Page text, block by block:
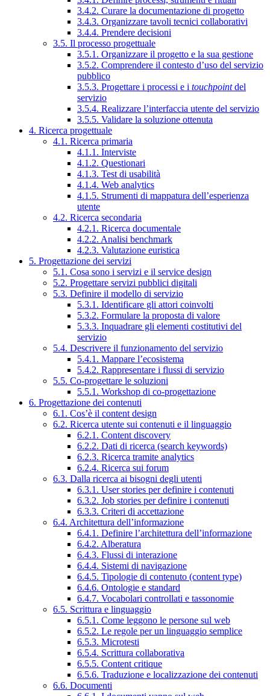
3.4.2. Curare la documentazione di progetto
3.4.3. Organizzare tavoli tecnici collaborativi
3.4.4. Prendere decisioni
3.5. Il processo progettuale
3.5.1. Organizzare il progetto e la sua gestione
3.5.2. Comprendere il contesto d’uso del servizio
pubblico
3.5.3. Progettare i processi e i touchpointdel
servizio
3.5.4. Realizzare l’interfaccia utente del servizio
3.5.5. Validare la soluzione ottenuta
4. Ricerca progettuale
4.1. Ricerca primaria
4.1.1. Interviste
4.1.2. Questionari
4.1.3. Test di usabilità
4.1.4. Web analytics
4.1.5. Strumenti di mappatura dell’esperienza
utente
4.2. Ricerca secondaria
4.2.1. Ricerca documentale
4.2.2. Analisi benchmark
4.2.3. Valutazione euristica
5. Progettazione dei servizi
5.1. Cosa sono i servizi e il service design
5.2. Progettare servizi pubblici digitali
5.3. Definire il modello di servizio
5.3.1. Identificare gli attori coinvolti
5.3.2. Formulare la proposta di valore
5.3.3. Inquadrare gli elementi costitutivi del
servizio
5.4. Descrivere il funzionamento del servizio
5.4.1. Mappare l’ecosistema
5.4.2. Rappresentare i flussi di servizio
5.5. Co-progettare le soluzioni
5.5.1. Workshop di co-progettazione
6. Progettazione dei contenuti
6.1. Cos’è il content design
6.2. Ricerca utente sui contenuti e il linguaggio
6.2.1. Content discovery
6.2.2. Dati di ricerca (search keywords)
6.2.3. Ricerca tramite analytics
6.2.4. Ricerca sui forum
6.3. Dalla ricerca ai bisogni degli utenti
6.3.1. User stories per definire i contenuti
6.3.2. Job stories per definire i contenuti
6.3.3. Criteri di accettazione
6.4. Architettura dell’informazione
6.4.1. Definire l’architettura dell’informazione
6.4.2. Alberatura
6.4.3. Flussi di interazione
6.4.4. Sistemi di navigazione
6.4.5. Tipologie di contenuto (content type)
6.4.6. Ontologie e standard
6.4.7. Vocabolari controllati e tassonomie
6.5. Scrittura e linguaggio
6.5.1. Come leggono le persone sul web
6.5.2. Le regole per un linguaggio semplice
6.5.3. Microtesti
6.5.4. Scrittura collaborativa
6.5.5. Content critique
6.5.6. Traduzione e localizzazione dei contenuti
6.6. Documenti